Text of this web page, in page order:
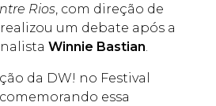
Rios, com direção de
um debate após a
Winnie Bastian.
da DW! no Festival
essa